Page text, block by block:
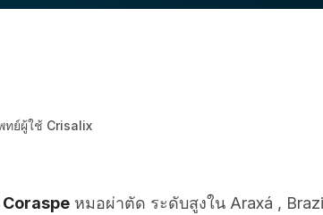
ทย์ผู้ใช้ Crisalix
หมอผ่าตัด ระดับสูงใน Araxá ,